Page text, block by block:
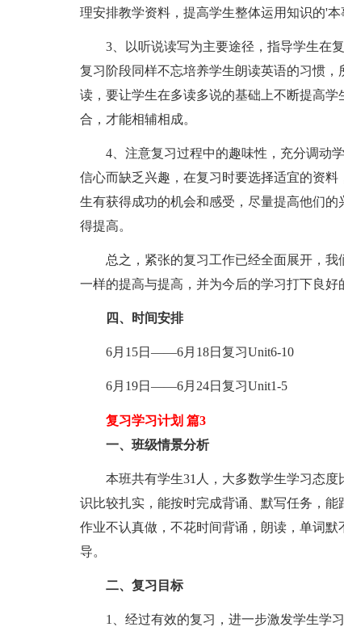
理安排教学资料，提高学生整体运用知识的'本
3、以听说读写为主要途径，指导学生在复
复习阶段同样不忘培养学生朗读英语的习惯
读，要让学生在多读多说的基础上不断提高
合，才能相辅相成。
4、注意复习过程中的趣味性，充分调动学
信心而缺乏兴趣，在复习时要选择适宜的资
生有获得成功的机会和感受，尽量提高他们
得提高。
总之，紧张的复习工作已经全面展开，我
一样的提高与提高，并为今后的学习打下良好
四、时间安排
6月15日——6月18日复习Unit6-10
6月19日——6月24日复习Unit1-5
复习学习计划 篇3
一、班级情景分析
本班共有学生31人，大多数学生学习态度
识比较扎实，能按时完成背诵、默写任务，
作业不认真做，不花时间背诵，朗读，单词
导。
二、复习目标
1、经过有效的复习，进一步激发学生学习